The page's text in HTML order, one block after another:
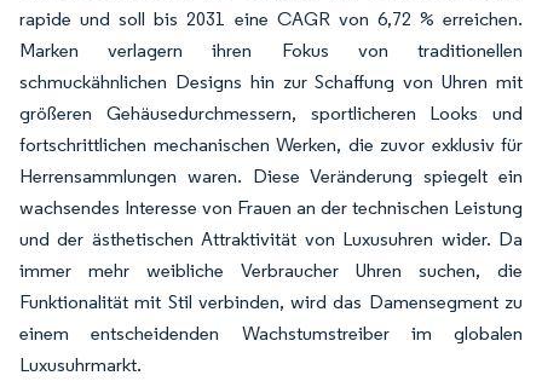
rapide und soll bis 2031 eine CAGR von 6,72 % erreichen.
Marken verlagern ihren Fokus von traditionellen
schmuckähnlichen Designs hin zur Schaffung von Uhren mit
größeren Gehäusedurchmessern, sportlicheren Looks und
fortschrittlichen mechanischen Werken, die zuvor exklusiv für
Herrensammlungen waren. Diese Veränderung spiegelt ein
wachsendes Interesse von Frauen an der technischen Leistung
und der ästhetischen Attraktivität von Luxusuhren wider. Da
immer mehr weibliche Verbraucher Uhren suchen, die
Funktionalität mit Stil verbinden, wird das Damensegment zu
einem entscheidenden Wachstumstreiber im globalen
Luxusuhrmarkt.